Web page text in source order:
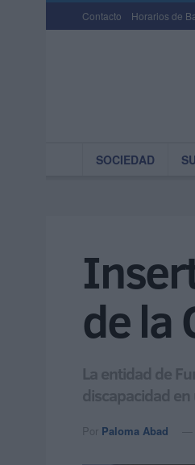
Contacto Horarios de
SOCIEDAD
de la
La entidad de
discapacidad
Por Paloma Abad